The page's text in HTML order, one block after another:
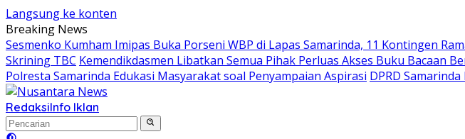
Langsung ke konten
Breaking News
Sesmenko Kumham Imipas Buka Porseni WBP di Lapas Samarinda, 11 Kontingen
Skrining TBC Kemendikdasmen Libatkan Semua Pihak Perluas Akses Buku Bacaan
Polresta Samarinda Edukasi Masyarakat soal Penyampaian Aspirasi DPRD
RedaksiInfo Iklan